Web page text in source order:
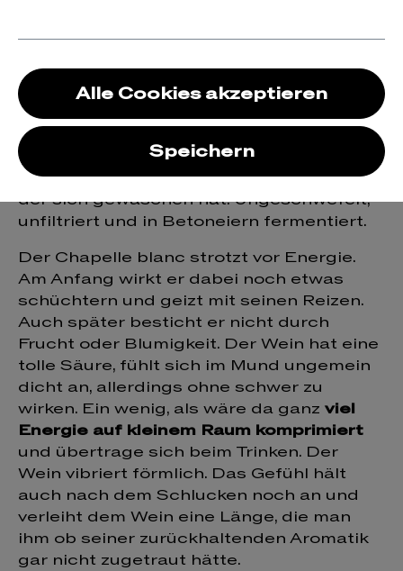
2023 Chapelle
blanc
Ein Natur-Vermentino aus der Provence,
der sich gewaschen hat. Ungeschwefelt,
unfiltriert und in Betoneiern fermentiert.
Der Chapelle blanc strotzt vor Energie.
Am Anfang wirkt er dabei noch etwas
schüchtern und geizt mit seinen Reizen.
Auch später besticht er nicht durch
Frucht oder Blumigkeit. Der Wein hat eine
tolle Säure, fühlt sich im Mund ungemein
dicht an, allerdings ohne schwer zu
wirken. Ein wenig, als wäre da ganz viel
Energie auf kleinem Raum komprimiert
und übertrage sich beim Trinken. Der
Wein vibriert förmlich. Das Gefühl hält
auch nach dem Schlucken noch an und
verleiht dem Wein eine Länge, die man
ihm ob seiner zurückhaltenden Aromatik
gar nicht zugetraut hätte.
Alle Cookies akzeptieren
Speichern